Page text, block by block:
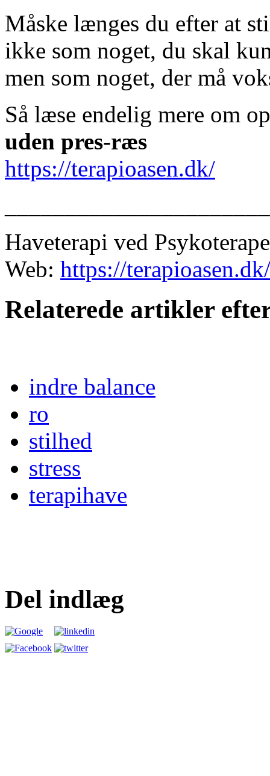
Måske længes du efter at
ikke som noget, du skal
men som noget, der må
Så læse endelig mere om
uden pres-ræs
https://terapioasen.dk/
Haveterapi ved
Web: https://terapioasen.dk/
Relaterede artikler
indre balance
ro
stilhed
stress
terapihave
Del indlæg